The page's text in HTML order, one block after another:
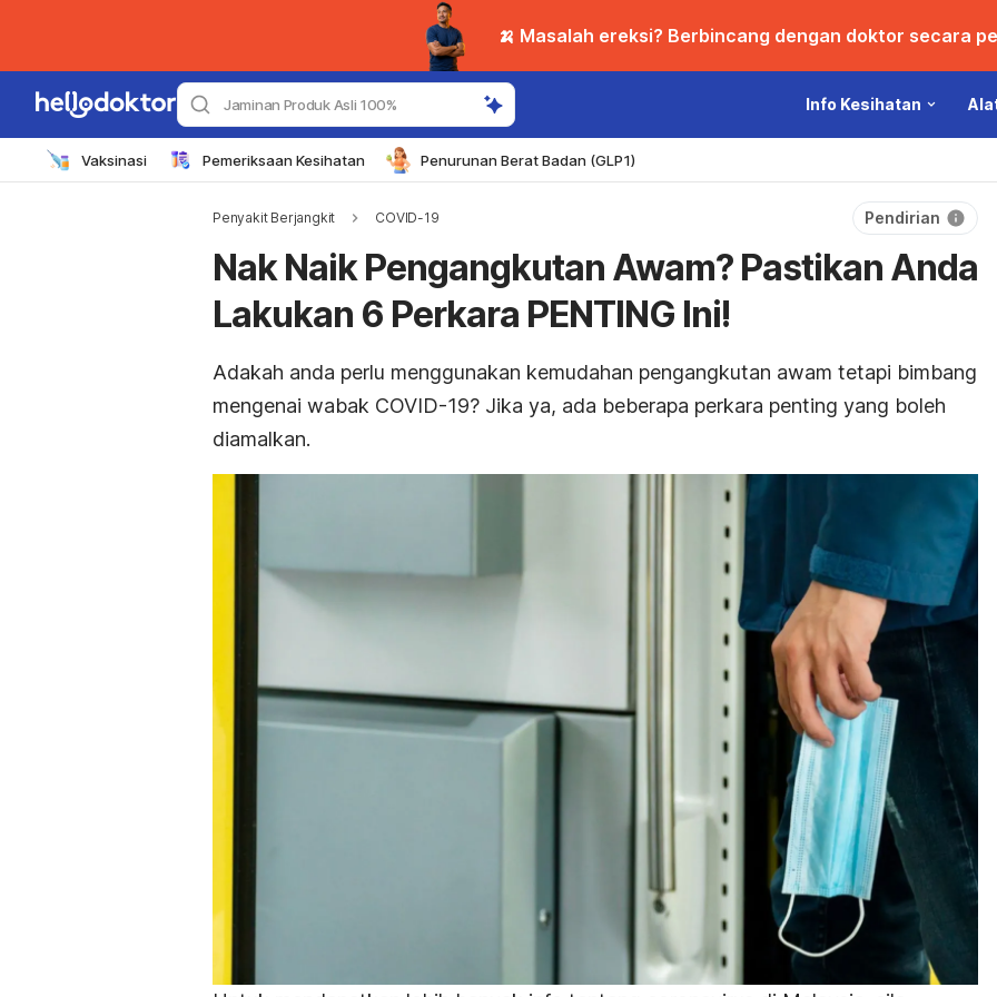
🍌 Masalah ereksi? Berbincang dengan doktor secara
Jaminan Produk Asli 100% Info Kesihatan
Vaksinasi Pemeriksaan Kesihatan Penurunan Berat Badan (GLP1)
Penyakit Berjangkit COVID-19 Pendirian
Nak Naik Pengangkutan Awam? Pastikan Anda
Lakukan 6 Perkara PENTING Ini!
Adakah anda perlu menggunakan kemudahan pengangkutan awam tetapi bimbang
mengenai wabak COVID-19? Jika ya, ada beberapa perkara penting yang boleh
diamalkan.